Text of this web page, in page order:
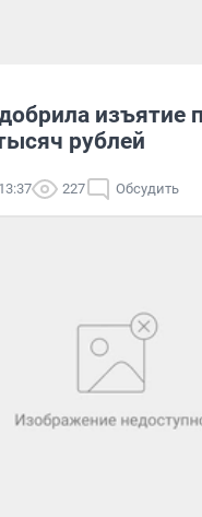
изъятие
рублей
227 Обсудить